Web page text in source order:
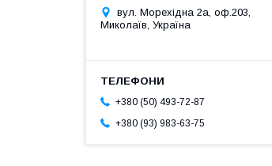
вул. Морехідна 2а, оф.203,
Миколаїв, Україна
+380 (50) 493-72-87
+380 (93) 983-63-75